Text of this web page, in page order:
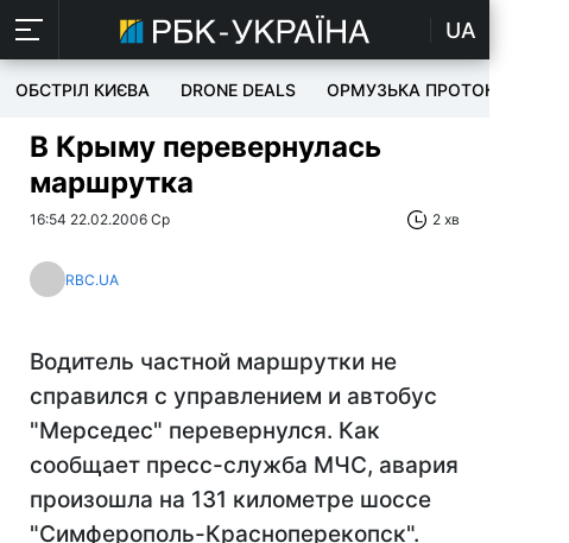
UA
ОБСТРІЛ КИЄВА DRONE DEALS ОРМУЗЬКА ПРОТОКА
В Крыму перевернулась
маршрутка
16:54 22.02.2006 Ср 2 хв
RBC.UA
Водитель частной маршрутки не
справился с управлением и автобус
"Мерседес" перевернулся. Как
сообщает пресс-служба МЧС, авария
произошла на 131 километре шоссе
"Симферополь-Красноперекопск".